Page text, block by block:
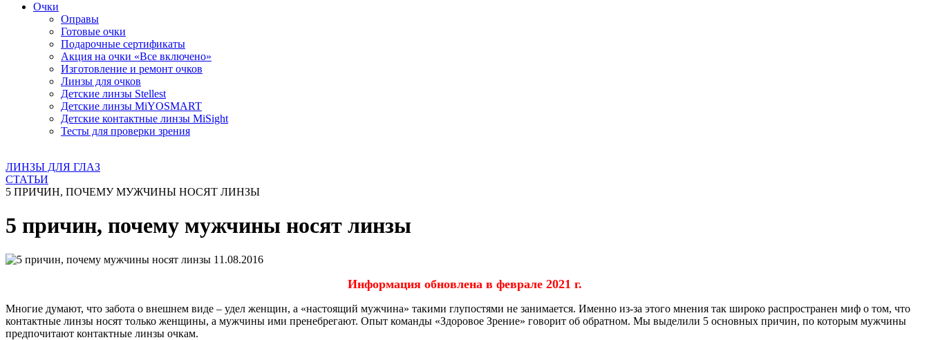
Очки
Оправы
Готовые очки
Подарочные сертификаты
Акция на очки «Все включено»
Изготовление и ремонт очков
Линзы для очков
Детские линзы Stellest
Детские линзы MiYOSMART
Детские контактные линзы MiSight
Тесты для проверки зрения
ЛИНЗЫ ДЛЯ ГЛАЗ
СТАТЬИ
5 ПРИЧИН, ПОЧЕМУ МУЖЧИНЫ НОСЯТ ЛИНЗЫ
5 причин, почему мужчины носят линзы
11.08.2016
Информация обновлена в феврале 2021 г.
Многие думают, что забота о внешнем виде – удел женщин, а «настоящий мужчина» такими глупостями не занимается. Именно из-за этого мнения так широко распространен миф о том, что
контактные линзы носят только женщины, а мужчины ими пренебрегают. Опыт команды «Здоровое Зрение» говорит об обратном. Мы выделили 5 основных причин, по которым мужчины
предпочитают контактные линзы очкам.